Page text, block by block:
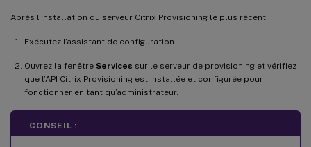
Après l’installation du serveur Citrix Provisioning le plus récent :
Exécutez l’assistant de configuration.
Ouvrez la fenêtre Services sur le serveur de provisioning et vérifiez
que l’API Citrix Provisioning est installée et configurée pour
fonctionner en tant qu’administrateur.
CONSEIL :